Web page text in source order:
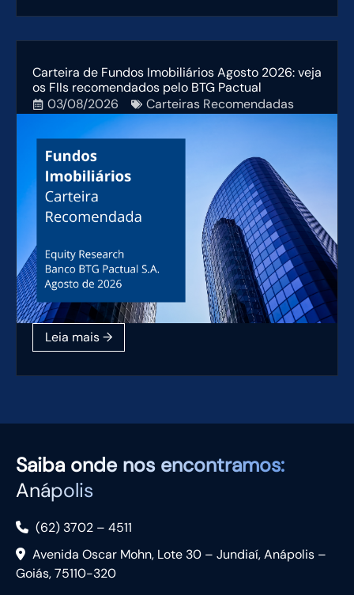
Carteira de Fundos Imobiliários Agosto 2026: veja
os FIIs recomendados pelo BTG Pactual
03/08/2026
Carteiras Recomendadas
Saiba onde nos encontramos:
Anápolis
(62) 3702 – 4511
Avenida Oscar Mohn, Lote 30 – Jundiaí, Anápolis –
Goiás, 75110-320